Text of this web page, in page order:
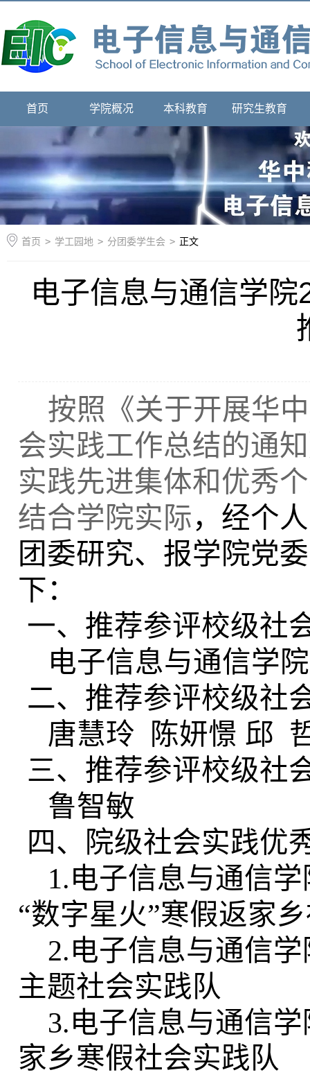
首页 学院概况 本科教育 研究生教育
首页 > 学工园地 > 分团委学生会 > 正文
电子信息与通信学院
按照《关于开展华
会实践工作总结的通
实践先进集体和优秀
结合学院实际，经个
团委研究、报学院党
下：
一、推荐参评校级社
电子信息与通信学
二、推荐参评校级社
唐慧玲 陈妍憬 邱
三、推荐参评校级社
鲁智敏
四、院级社会实践优
1.电子信息与通信
“数字星火”寒假返家
2.电子信息与通信
主题社会实践队
3.电子信息与通信
家乡寒假社会实践队